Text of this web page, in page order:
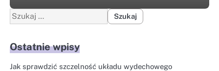
Szukaj:
Ostatnie wpisy
Jak sprawdzić szczelność układu wydechowego